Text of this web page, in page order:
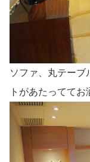
ソファ、丸テーブ
トがあたっててお